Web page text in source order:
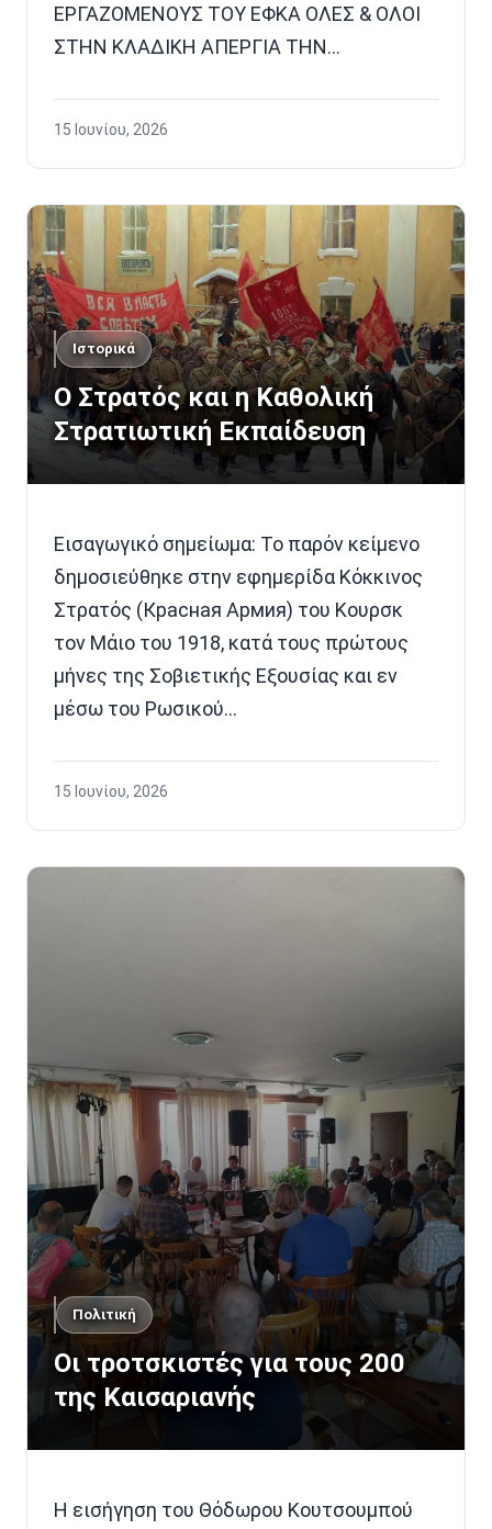
ΕΡΓΑΖΟΜΕΝΟΥΣ ΤΟΥ ΕΦΚΑ ΟΛΕΣ & ΟΛΟΙ
ΣΤΗΝ ΚΛΑΔΙΚΗ ΑΠΕΡΓΙΑ ΤΗΝ…
15 Ιουνίου, 2026
Ιστορικά
Ο Στρατός και η Καθολική
Στρατιωτική Εκπαίδευση
Εισαγωγικό σημείωμα: Το παρόν κείμενο
δημοσιεύθηκε στην εφημερίδα Κόκκινος
Στρατός (Красная Армия) του Κουρσκ
τον Μάιο του 1918, κατά τους πρώτους
μήνες της Σοβιετικής Εξουσίας και εν
μέσω του Ρωσικού…
15 Ιουνίου, 2026
Πολιτική
Οι τροτσκιστές για τους 200
της Καισαριανής
Η εισήγηση του Θόδωρου Κουτσουμπού